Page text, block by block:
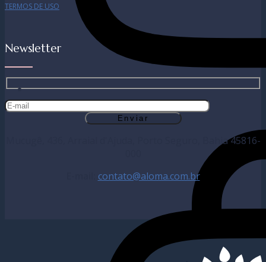
TERMOS DE USO
Newsletter
Mucugê, 436, Arraial d'Ajuda, Porto Seguro, Bahia 45816-
contato@aloma.com.br